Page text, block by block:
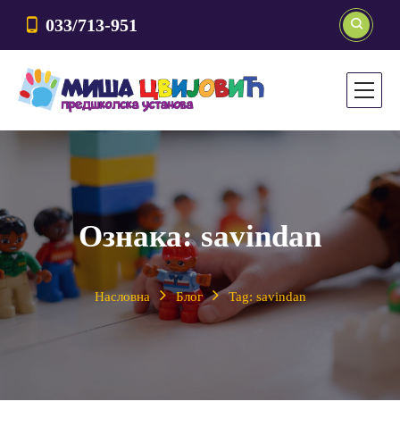
033/713-951
Ознака:savindan
Насловна Блог Tag: savindan